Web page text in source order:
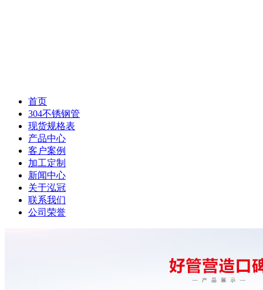
首页
304不锈钢管
现货规格表
产品中心
客户案例
加工定制
新闻中心
关于泓冠
联系我们
公司荣誉